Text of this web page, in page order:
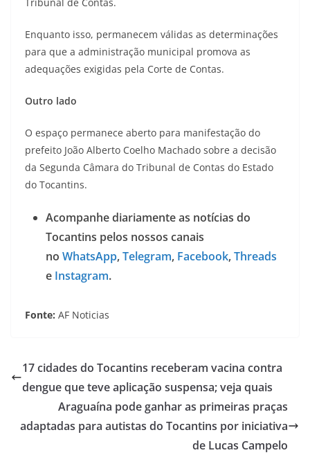
Enquanto isso, permanecem válidas as determinações
para que a administração municipal promova as
adequações exigidas pela Corte de Contas.
Outro lado
O espaço permanece aberto para manifestação do
prefeito João Alberto Coelho Machado sobre a decisão
da Segunda Câmara do Tribunal de Contas do Estado
do Tocantins.
Acompanhe diariamente as notícias do
Tocantins pelos nossos canais
no WhatsApp,Telegram, Facebook,Threads
e Instagram.
Fonte: AF Noticias
17 cidades do Tocantins receberam vacina contra
dengue que teve aplicação suspensa; veja quais
Araguaína pode ganhar as primeiras praças
adaptadas para autistas do Tocantins por iniciativa
de Lucas Campelo